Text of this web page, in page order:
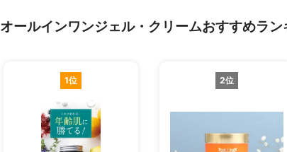
オールインワンジェル・クリームおすすめラン
1位 2位